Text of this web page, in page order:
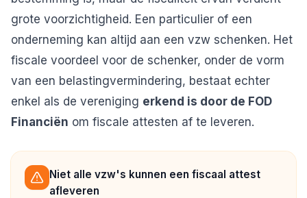
grote voorzichtigheid. Een particulier of een
onderneming kan altijd aan een vzw schenken. Het
fiscale voordeel voor de schenker, onder de vorm
van een belastingvermindering, bestaat echter
enkel als de vereniging erkend is door de FOD
Financiën om fiscale attesten af te leveren.
Niet alle vzw's kunnen een fiscaal attest
afleveren